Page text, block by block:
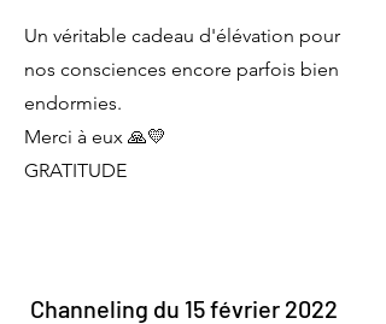
Un véritable cadeau d'élévation pour
nos consciences encore parfois bien
endormies.
Merci à eux 🙏💛
GRATITUDE
Channeling du 15 février 2022